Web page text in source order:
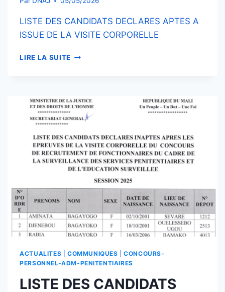
LISTE DES CANDIDATS DECLARES APTES A
ISSUE DE LA VISITE CORPORELLE
LIRE LA SUITE LISTE
APTES
A
ISSUE
LA
VISITE
CORPORELLE
ACTUALITES COMMUNIQUES |CONCOURS-
PERSONNEL-ADM-PENITENTIAIRES
LISTE DES CANDIDATS